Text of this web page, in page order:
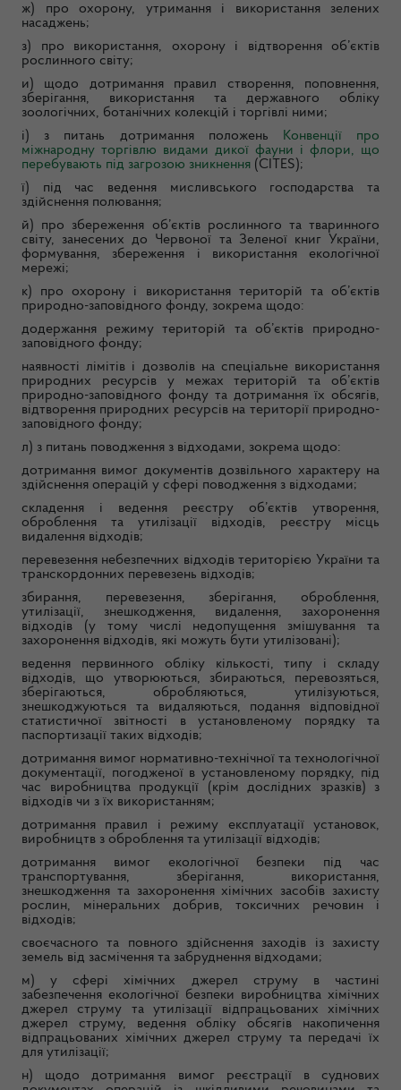
ж) про охорону, утримання і використання зелених
насаджень;
з) про використання, охорону і відтворення об’єктів
рослинного світу;
и) щодо дотримання правил створення, поповнення,
зберігання, використання та державного обліку
зоологічних, ботанічних колекцій і торгівлі ними;
і) з питань дотримання положень
Конвенції про
міжнародну торгівлю видами дикої фауни і флори, що
перебувають під загрозою зникнення (CITES);
ї) під час ведення мисливського господарства та
здійснення полювання;
й) про збереження об’єктів рослинного та тваринного
світу, занесених до Червоної та Зеленої книг України,
формування, збереження і використання екологічної
мережі;
к) про охорону і використання територій та об’єктів
природно-заповідного фонду, зокрема щодо:
додержання режиму територій та об’єктів природно-
заповідного фонду;
наявності лімітів і дозволів на спеціальне використання
природних ресурсів у межах територій та об’єктів
природно-заповідного фонду та дотримання їх обсягів,
відтворення природних ресурсів на території природно-
заповідного фонду;
л) з питань поводження з відходами, зокрема щодо:
дотримання вимог документів дозвільного характеру на
здійснення операцій у сфері поводження з відходами;
складення і ведення реєстру об’єктів утворення,
оброблення та утилізації відходів, реєстру місць
видалення відходів;
перевезення небезпечних відходів територією України та
транскордонних перевезень відходів;
збирання, перевезення, зберігання, оброблення,
утилізації, знешкодження, видалення, захоронення
відходів (у тому числі недопущення змішування та
захоронення відходів, які можуть бути утилізовані);
ведення первинного обліку кількості, типу і складу
відходів, що утворюються, збираються, перевозяться,
зберігаються, обробляються, утилізуються,
знешкоджуються та видаляються, подання відповідної
статистичної звітності в установленому порядку та
паспортизації таких відходів;
дотримання вимог нормативно-технічної та технологічної
документації, погодженої в установленому порядку, під
час виробництва продукції (крім дослідних зразків) з
відходів чи з їх використанням;
дотримання правил і режиму експлуатації установок,
виробництв з оброблення та утилізації відходів;
дотримання вимог екологічної безпеки під час
транспортування, зберігання, використання,
знешкодження та захоронення хімічних засобів захисту
рослин, мінеральних добрив, токсичних речовин і
відходів;
своєчасного та повного здійснення заходів із захисту
земель від засмічення та забруднення відходами;
м) у сфері хімічних джерел струму в частині
забезпечення екологічної безпеки виробництва хімічних
джерел струму та утилізації відпрацьованих хімічних
джерел струму, ведення обліку обсягів накопичення
відпрацьованих хімічних джерел струму та передачі їх
для утилізації;
н) щодо дотримання вимог реєстрації в суднових